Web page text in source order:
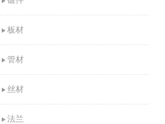
板材
管材
丝材
法兰